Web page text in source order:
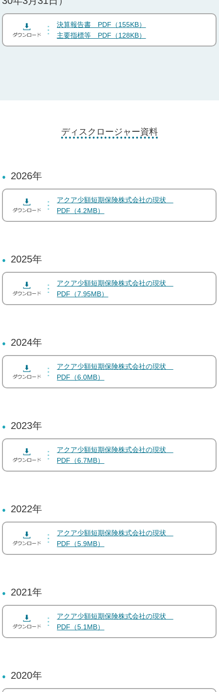
決算報告書 PDF（155KB）
主要指標等 PDF（128KB）
ディスクロージャー資料
2026年
アクア少額短期保険株式会社の現状
PDF（4.2MB）
2025年
アクア少額短期保険株式会社の現状
PDF（7.95MB）
2024年
アクア少額短期保険株式会社の現状
PDF（6.0MB）
2023年
アクア少額短期保険株式会社の現状
PDF（6.7MB）
2022年
アクア少額短期保険株式会社の現状
PDF（5.9MB）
2021年
アクア少額短期保険株式会社の現状
PDF（5.1MB）
2020年